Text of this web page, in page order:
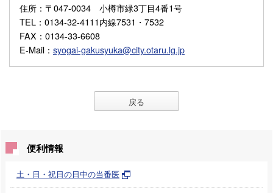
住所 ：〒047-0034 小樽市緑3丁目4番1号
TEL ：0134-32-4111内線7531・7532
FAX ：0134-33-6608
E-Mail ： syogai-gakusyuka@city.otaru.lg.jp
戻る
便利情報
土・日・祝日の日中の当番医